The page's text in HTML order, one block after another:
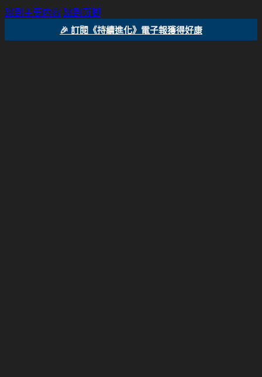
跳到主要内容 跳到页脚
🎉 訂閱《持續進化》電子報獲得好康